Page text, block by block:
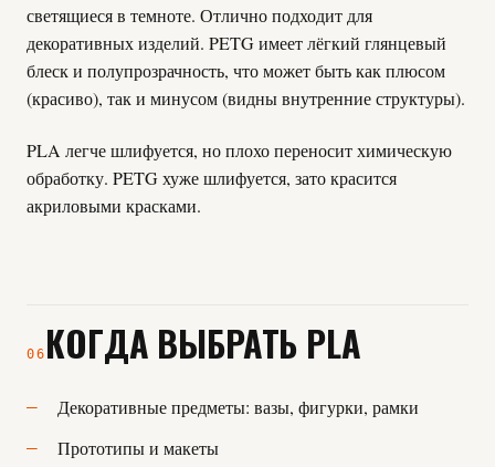
светящиеся в темноте. Отлично подходит для
декоративных изделий. PETG имеет лёгкий глянцевый
блеск и полупрозрачность, что может быть как плюсом
(красиво), так и минусом (видны внутренние структуры).
PLA легче шлифуется, но плохо переносит химическую
обработку. PETG хуже шлифуется, зато красится
акриловыми красками.
06 КОГДА ВЫБРАТЬ PLA
Декоративные предметы: вазы, фигурки, рамки
Прототипы и макеты